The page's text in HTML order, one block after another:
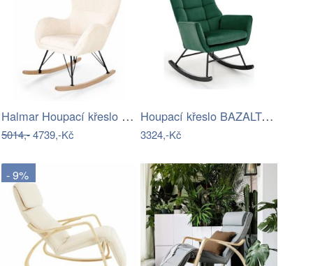
Halmar Houpací křeslo LIBERTO 2 -…
5014,-4739,-Kč
Houpací křeslo BAZALTO tmavě zelená
3324,-Kč
- 9%